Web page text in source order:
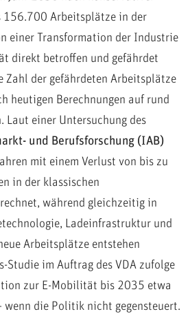
156.700 Arbeitsplätze in der
einer Transformation der Industrie
direkt betroffen und gefährdet
Zahl der gefährdeten Arbeitsplätze
heutigen Berechnungen auf rund
einer Untersuchung des
und Berufsforschung (IAB)
mit einem Verlust von bis zu
in der klassischen
während gleichzeitig in
Ladeinfrastruktur und
Arbeitsplätze entstehen
Studie im Auftrag des VDA zufolge
zur E-Mobilität bis 2035 etwa
wenn die Politik nicht gegensteuert.